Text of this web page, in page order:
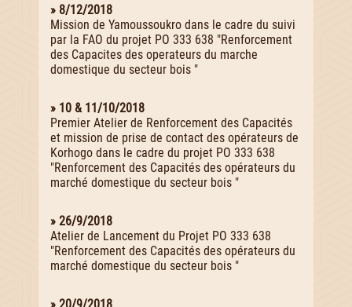
» 8/12/2018
Mission de Yamoussoukro dans le cadre du suivi
par la FAO du projet PO 333 638 "Renforcement
des Capacites des operateurs du marche
domestique du secteur bois "
» 10 & 11/10/2018
Premier Atelier de Renforcement des Capacités
et mission de prise de contact des opérateurs de
Korhogo dans le cadre du projet PO 333 638
"Renforcement des Capacités des opérateurs du
marché domestique du secteur bois "
» 26/9/2018
Atelier de Lancement du Projet PO 333 638
"Renforcement des Capacités des opérateurs du
marché domestique du secteur bois "